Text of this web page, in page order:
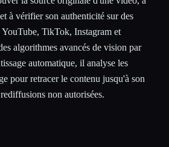
à vérifier son authenticité sur des
YouTube, TikTok, Instagram et
algorithmes avancés de vision par
automatique, il analyse les
pour retracer le contenu jusqu'à son
non autorisées.